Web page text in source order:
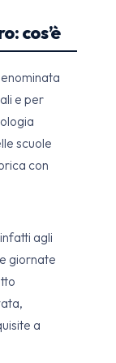
cos’è
e per
scuole
con
agli
giornate
a